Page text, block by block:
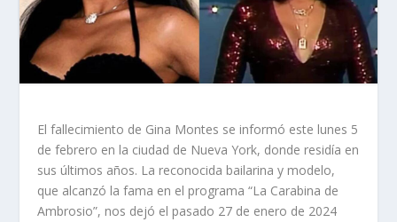
El fallecimiento de Gina Montes se informó este lunes 5
de febrero en la ciudad de Nueva York, donde residía en
sus últimos años. La reconocida bailarina y modelo,
que alcanzó la fama en el programa “La Carabina de
Ambrosio”, nos dejó el pasado 27 de enero de 2024